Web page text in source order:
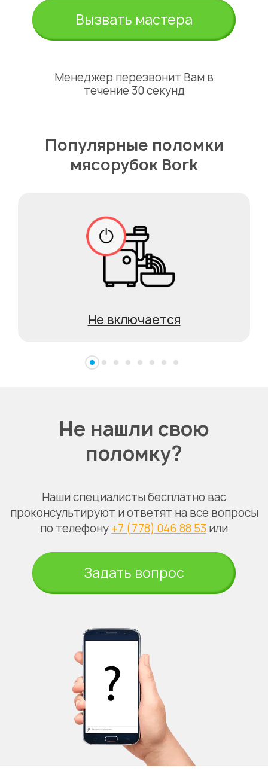
Вызвать мастера
Менеджер перезвонит Вам в
течение 30 секунд
Популярные поломки
мясорубок Bork
Не включается
Не нашли свою
поломку?
Наши специалисты бесплатно вас
проконсультируют и ответят на все вопросы
по телефону +7 (778) 046 88 53 или
Задать вопрос